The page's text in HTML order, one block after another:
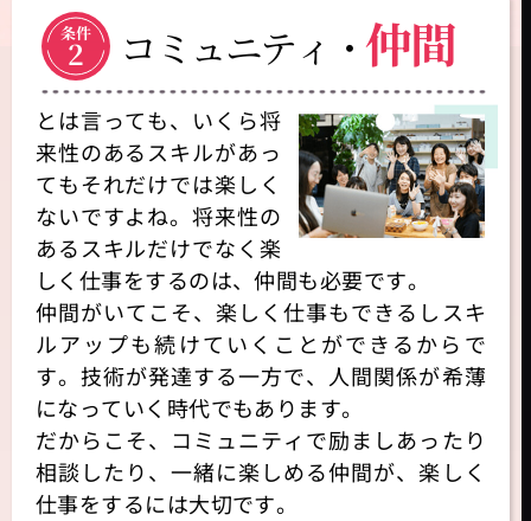
条件
2 コミュニティ・仲間
とは言っても、いくら将
来性のあるスキルがあっ
てもそれだけでは楽しく
ないですよね。将来性の
あるスキルだけでなく楽
しく仕事をするのは、仲間も必要です。
仲間がいてこそ、楽しく仕事もできるしスキ
ルアップも続けていくことができるからで
す。技術が発達する一方で、人間関係が希薄
になっていく時代でもあります。
だからこそ、コミュニティで励ましあったり
相談したり、一緒に楽しめる仲間が、楽しく
仕事をするには大切です。